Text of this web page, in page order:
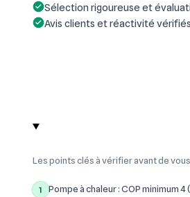
Sélection rigoureuse et
Avis clients et réactivité vérifiés
Les points clés à vérifier avant de
1 Pompe à chaleur : COP minimum